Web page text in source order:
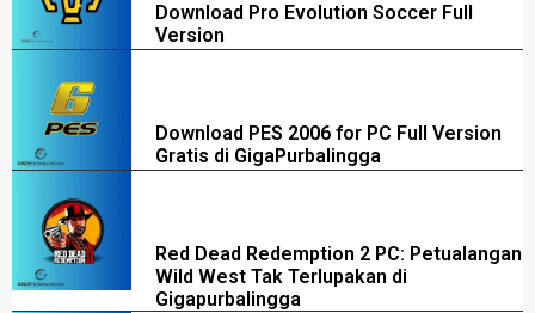
Download Pro Evolution Soccer Full
Version
Download PES 2006 for PC Full Version
Gratis di GigaPurbalingga
Red Dead Redemption 2 PC: Petualangan
Wild West Tak Terlupakan di
Gigapurbalingga